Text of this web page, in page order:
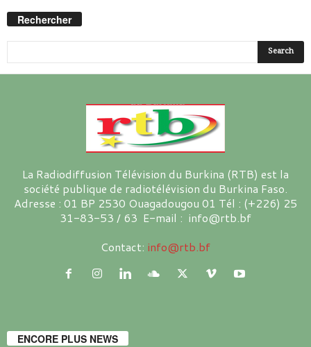
Rechercher
La Radiodiffusion Télévision du Burkina (RTB) est la
société publique de radiotélévision du Burkina Faso.
Adresse : 01 BP 2530 Ouagadougou 01 Tél : (+226) 25
31-83-53 / 63 E-mail : info@rtb.bf
Contact: info@rtb.bf
ENCORE PLUS NEWS